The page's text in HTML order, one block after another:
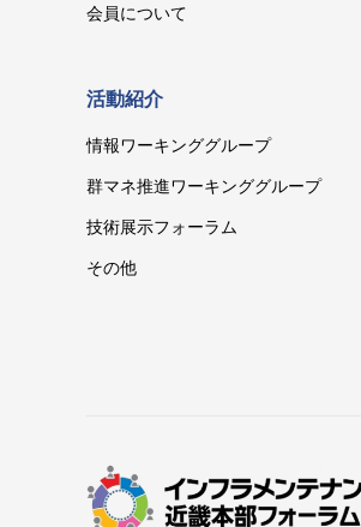
会員について
活動紹介
情報ワーキンググループ
群マネ推進ワーキンググループ
技術展示フォーラム
その他